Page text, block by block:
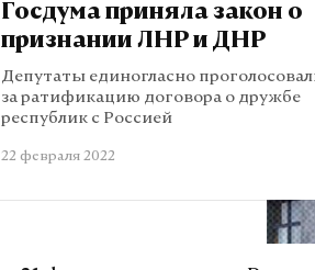
Госдума приняла закон о
признании ЛНР и ДНР
Депутаты единогласно
за ратификацию договора о дружбе
республик с Россией
22 февраля 2022